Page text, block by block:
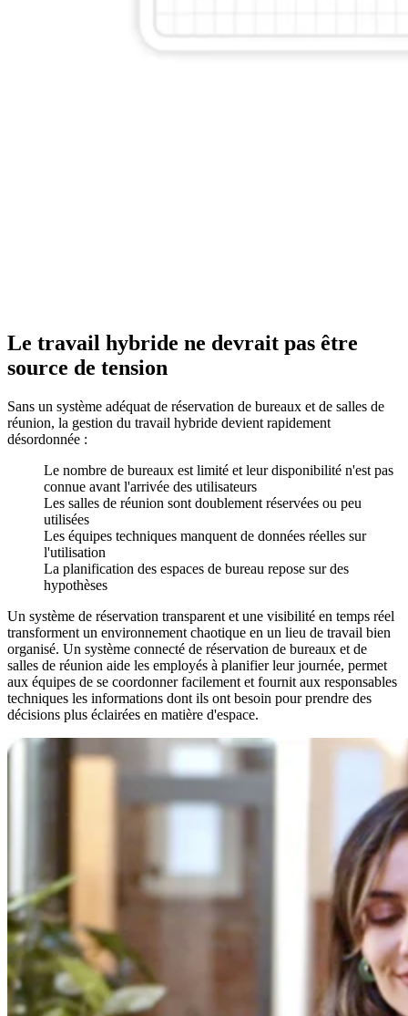
Le travail hybride ne devrait pas être
source de tension
Sans un système adéquat de réservation de bureaux et de salles de
réunion, la gestion du travail hybride devient rapidement
désordonnée :
Le nombre de bureaux est limité et leur disponibilité n'est pas
connue avant l'arrivée des utilisateurs
Les salles de réunion sont doublement réservées ou peu
utilisées
Les équipes techniques manquent de données réelles sur
l'utilisation
La planification des espaces de bureau repose sur des
hypothèses
Un système de réservation transparent et une visibilité en temps réel
transforment un environnement chaotique en un lieu de travail bien
organisé. Un système connecté de réservation de bureaux et de
salles de réunion aide les employés à planifier leur journée, permet
aux équipes de se coordonner facilement et fournit aux responsables
techniques les informations dont ils ont besoin pour prendre des
décisions plus éclairées en matière d'espace.